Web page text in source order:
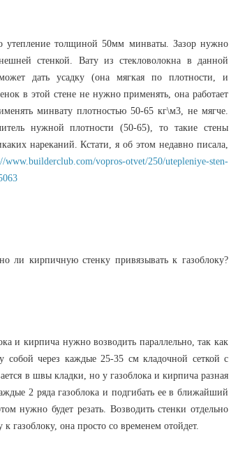
толщиной 50мм минваты. Зазор нужно
стенкой. Вату из стекловолокна в данной
дать усадку (она мягкая по плотности, и
в этой стене не нужно применять, она работает
минвату плотностью 50-65 кг\м3, не мягче.
нужной плотности (50-65), то такие стены
нареканий. Кстати, я об этом недавно писала,
www.builderclub.com/vopros-otvet/250/utepleniye-sten-
ли кирпичную стенку привязывать к газоблоку?
и кирпича нужно возводить параллельно, так как
собой через каждые 25-35 см кладочной сеткой с
в швы кладки, но у газоблока и кирпича разная
2 ряда газоблока и подгибать ее в ближайший
нужно будет резать. Возводить стенки отдельно
газоблоку, она просто со временем отойдет.